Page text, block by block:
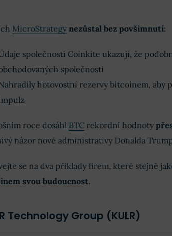
MicroStrategy nezůstal bez povšimnutí:
společnosti Coinkite ukazují, že
společností
hotovostní rezervy bitcoinem, aby
roce dosáhl BTC rekordní hodnoty
názor nové administrativy Donalda
se na dva příklady firem, které stejně
svou budoucnost.
Technology Group (KULR)